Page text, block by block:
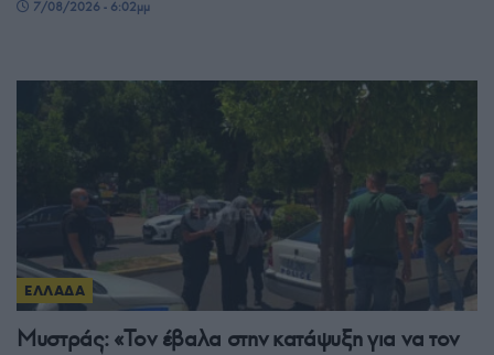
7/08/2026 - 6:02μμ
ΕΛΛΑΔΑ
Μυστράς: «Τον έβαλα στην κατάψυξη για να τον